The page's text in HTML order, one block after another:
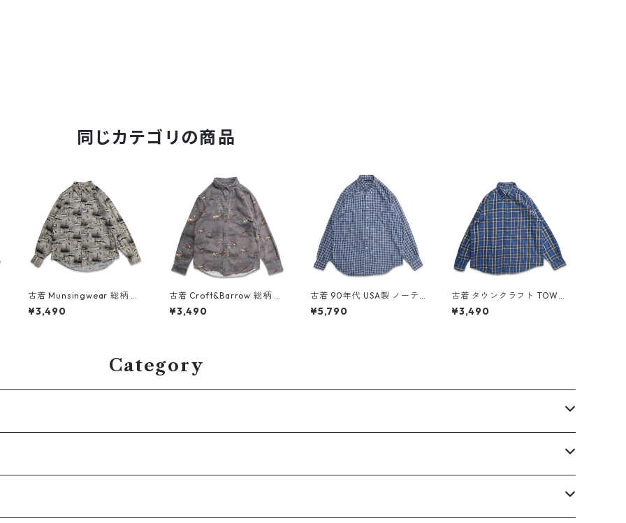
同じカテゴリの商品
古着 Munsingwear 総柄 フ
ィッシング 魚 ボタンダウン
シャツ 長袖シャツ 表記：L
¥3,490
古着 Croft&Barrow 総柄 ア
ニマル ハンティングシャツ
ボタンダウンシャツ 長袖シ
¥3,490
古着 90年代 USA製 ノーテ
ィカ NAUTICA レーヨン ボ
タンダウンシャツ 長袖シャ
¥5,790
古着 タウンクラフト TOWN
CRAFT ネルシャツ フランネ
ル 長袖シャツ チェック 表
¥3,490
Category